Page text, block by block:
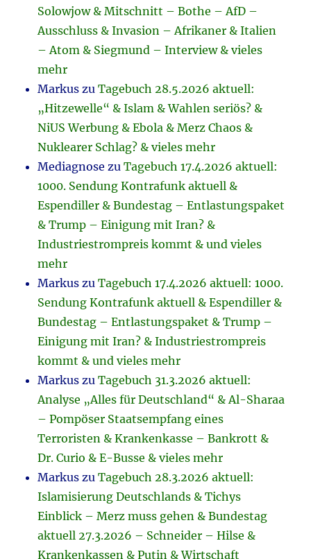
Solowjow & Mitschnitt – Bothe – AfD –
Ausschluss & Invasion – Afrikaner & Italien
– Atom & Siegmund – Interview & vieles
mehr
Markus zuTagebuch 28.5.2026 aktuell:
„Hitzewelle“ & Islam & Wahlen seriös? &
NiUS Werbung & Ebola & Merz Chaos &
Nuklearer Schlag? & vieles mehr
Mediagnose zuTagebuch 17.4.2026 aktuell:
1000. Sendung Kontrafunk aktuell &
Espendiller & Bundestag – Entlastungspaket
& Trump – Einigung mit Iran? &
Industriestrompreis kommt & und vieles
mehr
Markus zuTagebuch 17.4.2026 aktuell: 1000.
Sendung Kontrafunk aktuell & Espendiller &
Bundestag – Entlastungspaket & Trump –
Einigung mit Iran? & Industriestrompreis
kommt & und vieles mehr
Markus zuTagebuch 31.3.2026 aktuell:
Analyse „Alles für Deutschland“ & Al-Sharaa
– Pompöser Staatsempfang eines
Terroristen & Krankenkasse – Bankrott &
Dr. Curio & E-Busse & vieles mehr
Markus zuTagebuch 28.3.2026 aktuell:
Islamisierung Deutschlands & Tichys
Einblick – Merz muss gehen & Bundestag
aktuell 27.3.2026 – Schneider – Hilse &
Krankenkassen & Putin & Wirtschaft